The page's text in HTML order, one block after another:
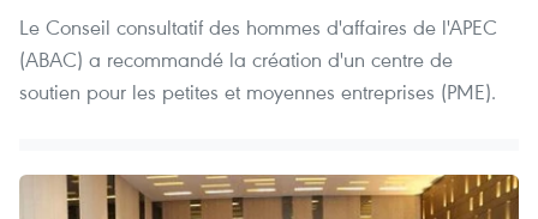
Le Conseil consultatif des hommes d'affaires de l'APEC
(ABAC) a recommandé la création d'un centre de
soutien pour les petites et moyennes entreprises (PME).